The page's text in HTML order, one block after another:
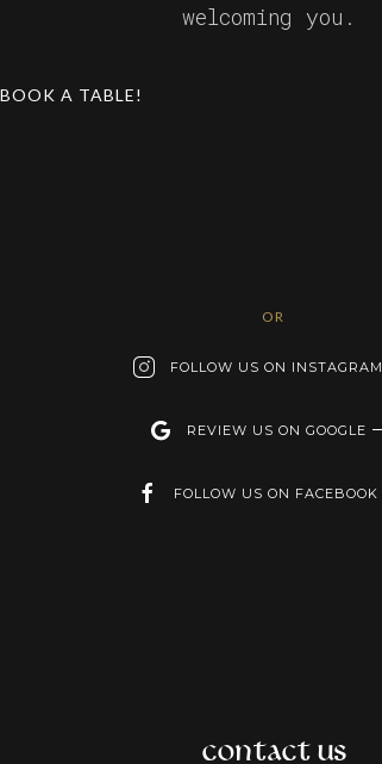
welcoming you.
A TABLE!
OR
FOLLOW US ON INSTAGRAM
REVIEW US ON GOOGLE
FOLLOW US ON FACEBOOK
CONTACT US